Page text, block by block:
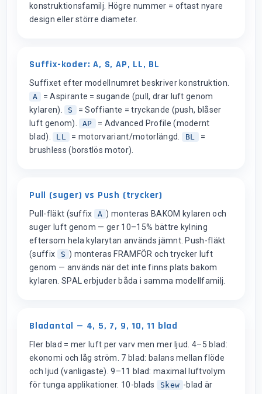
konstruktionsfamilj. Högre nummer = oftast nyare
design eller större diameter.
Suffix-koder: A, S, AP, LL, BL
Suffixet efter modellnumret beskriver konstruktion.
A
= Aspirante = sugande (pull, drar luft genom
kylaren).
S
= Soffiante = tryckande (push, blåser
luft genom).
AP
= Advanced Profile (modernt
blad).
LL = motorvariant/motorlängd. BL
=
brushless (borstlös motor).
Pull (suger) vs Push (trycker)
Pull-fläkt (suffix A ) monteras BAKOM kylaren och
suger luft genom — ger 10–15% bättre kylning
eftersom hela kylarytan används jämnt. Push-fläkt
(suffix
S ) monteras FRAMFÖR och trycker luft
genom — används när det inte finns plats bakom
kylaren. SPAL erbjuder båda i samma modellfamilj.
Bladantal — 4, 5, 7, 9, 10, 11 blad
Fler blad = mer luft per varv men mer ljud. 4–5 blad:
ekonomi och låg ström. 7 blad: balans mellan flöde
och ljud (vanligaste). 9–11 blad: maximal luftvolym
för tunga applikationer. 10-blads
Skew -blad är